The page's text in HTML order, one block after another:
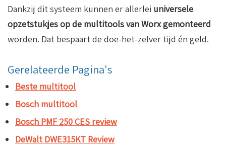
Dankzij dit systeem kunnen er allerlei universele
opzetstukjes op de multitools van Worx gemonteerd
worden. Dat bespaart de doe-het-zelver tijd én geld.
Gerelateerde Pagina's
Beste multitool
Bosch multitool
Bosch PMF 250 CES review
DeWalt DWE315KT Review